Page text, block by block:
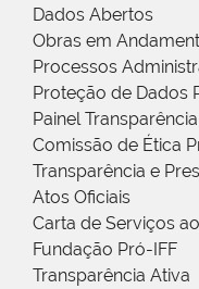
Dados Abertos
Obras em
Processos
Proteção de Dados
Painel Transparência
Comissão de Ética
Transparência e
Atos Oficiais
Carta de Serviços
Fundação Pró-IFF
Transparência Ativa